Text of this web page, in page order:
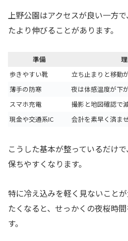
上野公園はアクセスが良い一方
たより伸びることがあります。
準備
歩きやすい靴
立ち止まりと移動
薄手の防寒
夜は体感温度が下
スマホ充電
撮影と地図確認で
現金や交通系IC
会計を素早く済ま
こうした基本が整っているだけ
保ちやすくなります。
特に冷え込みを軽く見ないこと
たくなると、せっかくの夜桜時
す。